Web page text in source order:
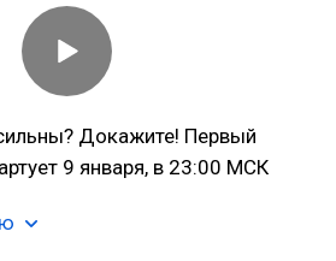
Докажите! Первый
9 января, в 23:00 МСК